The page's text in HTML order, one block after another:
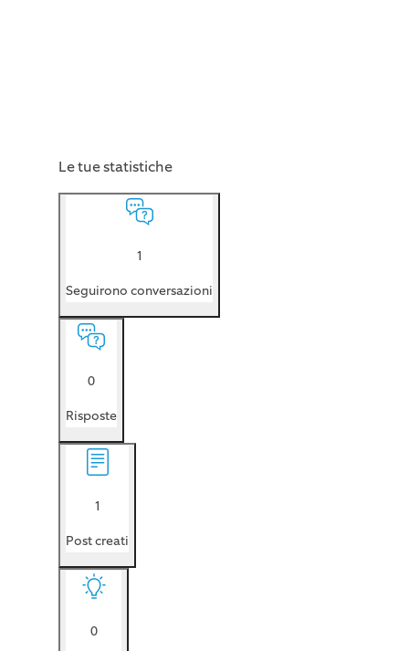
Le tue statistiche
1
Seguirono conversazioni
0
Risposte
1
Post creati
0